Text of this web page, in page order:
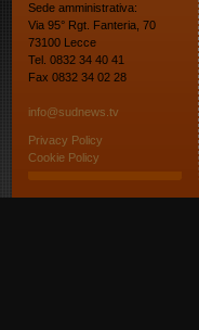
Sede amministrativa:
Via 95° Rgt. Fanteria, 70
73100 Lecce
Tel. 0832 34 40 41
Fax 0832 34 02 28
info@sudnews.tv
Privacy Policy
Cookie Policy